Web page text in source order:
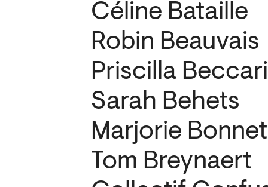
Céline Bataille
Robin Beauvais
Priscilla Beccari
Sarah Behets
Marjorie Bonnet
Tom Breynaert